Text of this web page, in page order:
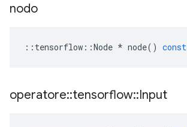
nodo
:: tensorflow ::Node * node() const
operatore::tensorflow::Input